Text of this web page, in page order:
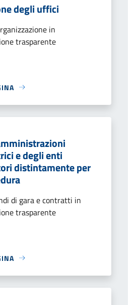
degli uffici
in
trasparente
e degli enti
distintamente per
di gara e contratti in
trasparente